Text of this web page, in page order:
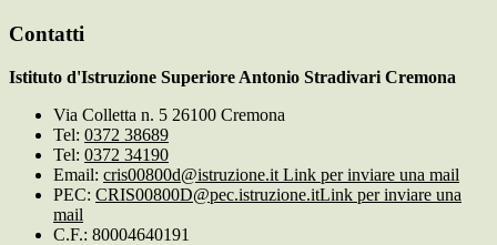
Contatti
Istituto d'Istruzione Superiore Antonio Stradivari Cremona
Via Colletta n. 5 26100 Cremona
Tel: 0372 38689
Tel: 0372 34190
Email: cris00800d@istruzione.it Link per inviare una mail
PEC: CRIS00800D@pec.istruzione.itLink per inviare una
mail
C.F.: 80004640191